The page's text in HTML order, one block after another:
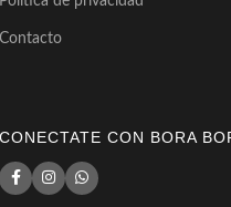
Contacto
CONECTATE CON BORA